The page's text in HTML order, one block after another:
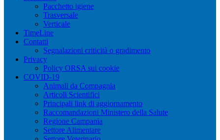
Pacchetto igiene
Trasversale
Verticale
TimeLine
Contatti
Segnalazioni criticità o gradimento
Privacy
Policy ORSA sui cookie
COVID-19
Animali da Compagnia
Articoli Scientifici
Principali link di aggiornamento
Raccomandazioni Ministero della Salute
Regione Campania
Settore Alimentare